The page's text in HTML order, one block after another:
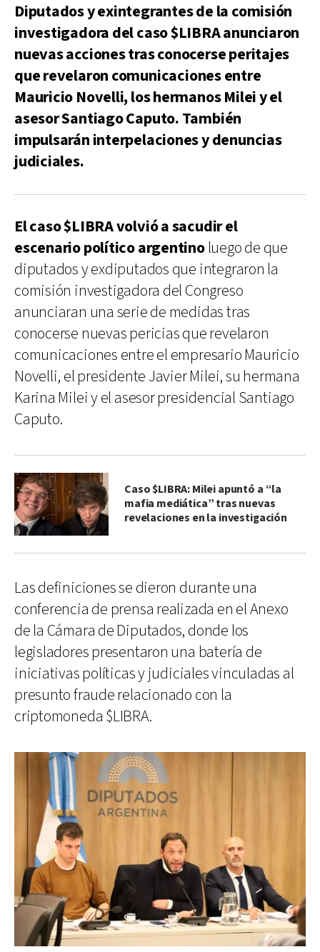
Diputados y exintegrantes de la comisión
investigadora del caso $LIBRA anunciaron
nuevas acciones tras conocerse peritajes
que revelaron comunicaciones entre
Mauricio Novelli, los hermanos Milei y el
asesor Santiago Caputo. También
impulsarán interpelaciones y denuncias
judiciales.
El caso $LIBRA volvió a sacudir el
escenario político argentinoluego de que
diputados y exdiputados que integraron la
comisión investigadora del Congreso
anunciaran una serie de medidas tras
conocerse nuevas pericias que revelaron
comunicaciones entre el empresario Mauricio
Novelli, el presidente Javier Milei, su hermana
Karina Milei y el asesor presidencial Santiago
Caputo.
Caso $LIBRA: Milei apuntó a “la
mafia mediática” tras nuevas
revelaciones en la investigación
Las definiciones se dieron durante una
conferencia de prensa realizada en el Anexo
de la Cámara de Diputados, donde los
legisladores presentaron una batería de
iniciativas políticas y judiciales vinculadas al
presunto fraude relacionado con la
criptomoneda $LIBRA.